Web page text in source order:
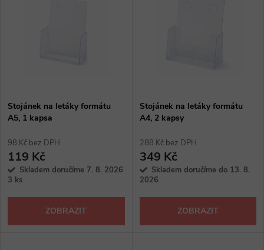
p
r
o
d
u
s
p
r
o
d
Stojánek na letáky formátu
A5, 1 kapsa
98 Kč bez DPH
119 Kč
Skladem doručíme 7. 8. 2026
3 ks
ZOBRAZIT
Stojánek na letáky formátu
A4, 2 kapsy
288 Kč bez DPH
349 Kč
Skladem doručíme do 13. 8.
2026
ZOBRAZIT